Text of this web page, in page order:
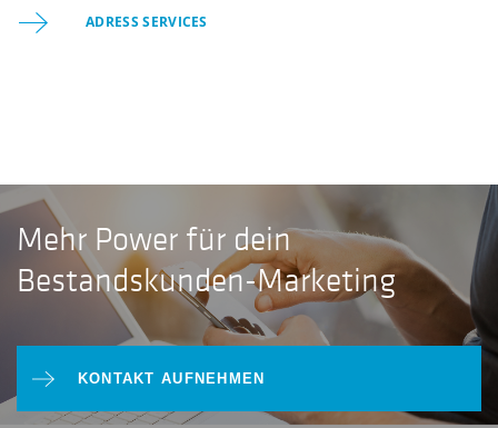
ADRESS SERVICES
Mehr Power für dein
Bestandskunden-Marketing
KONTAKT AUFNEHMEN